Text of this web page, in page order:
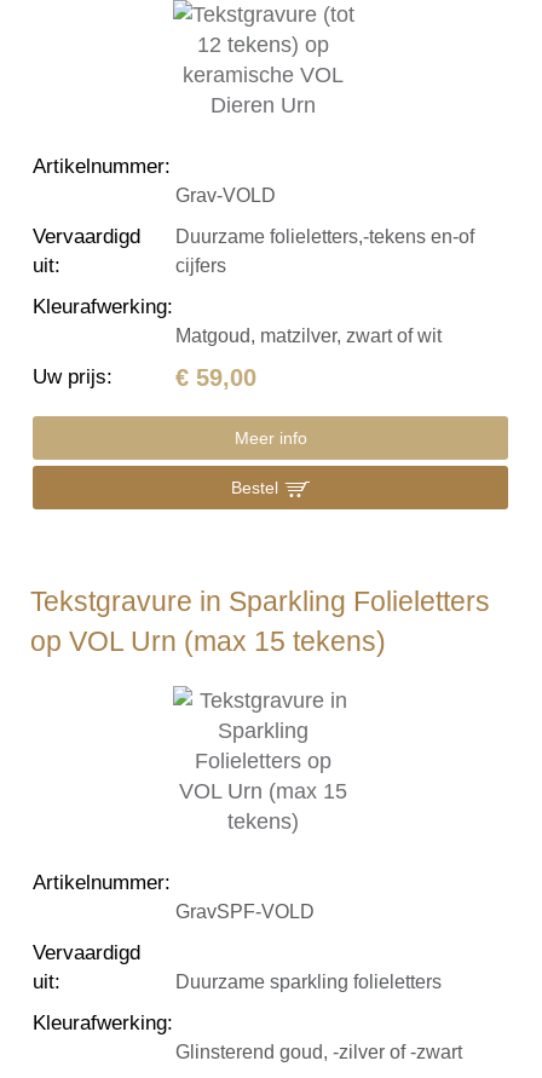
Artikelnummer:
Grav-VOLD
Vervaardigd
uit:
Duurzame folieletters,-tekens en-of
cijfers
Kleurafwerking:
Matgoud, matzilver, zwart of wit
Uw prijs: € 59,00
Meer info
Bestel
Tekstgravure in Sparkling Folieletters
op VOL Urn (max 15 tekens)
Artikelnummer:
GravSPF-VOLD
Vervaardigd
uit: Duurzame sparkling folieletters
Kleurafwerking:
Glinsterend goud, -zilver of -zwart